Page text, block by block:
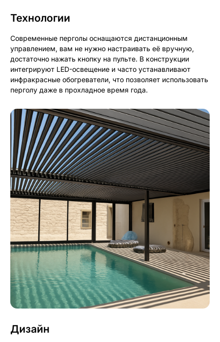
Технологии
Современные перголы оснащаются дистанционным
управлением, вам не нужно настраивать её вручную,
достаточно нажать кнопку на пульте. В конструкции
интегрируют LED-освещение и часто устанавливают
инфракрасные обогреватели, что позволяет использовать
перголу даже в прохладное время года.
Дизайн